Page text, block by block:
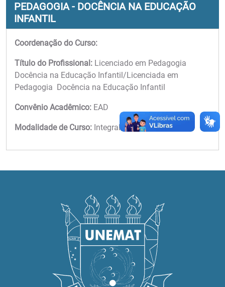
PEDAGOGIA - DOCÊNCIA NA EDUCAÇÃO
INFANTIL
Coordenação do Curso:
Título do Profissional: Licenciado em Pedagogia 
Docência na Educação Infantil/Licenciada em
Pedagogia  Docência na Educação Infantil
Convênio Acadêmico: EAD
Modalidade de Curso: Integral